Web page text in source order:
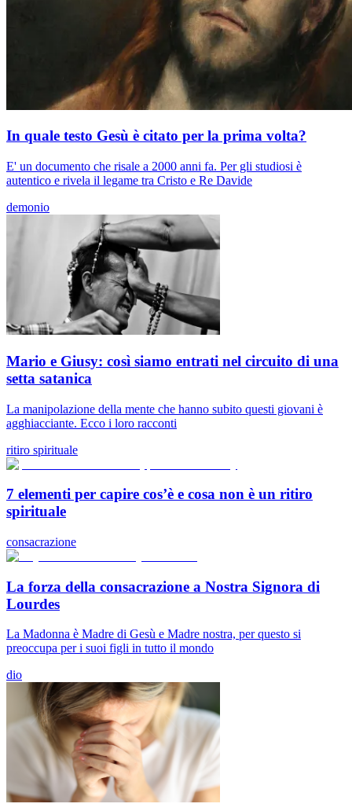
In quale testo Gesù è citato per la prima volta?
E' un documento che risale a 2000 anni fa. Per gli studiosi è
autentico e rivela il legame tra Cristo e Re Davide
demonio
Mario e Giusy: così siamo entrati nel circuito di una
setta satanica
La manipolazione della mente che hanno subito questi giovani è
agghiacciante. Ecco i loro racconti
ritiro spirituale
7 elementi per capire cos’è e cosa non è un ritiro
spirituale
consacrazione
La forza della consacrazione a Nostra Signora di
Lourdes
La Madonna è Madre di Gesù e Madre nostra, per questo si
preoccupa per i suoi figli in tutto il mondo
dio